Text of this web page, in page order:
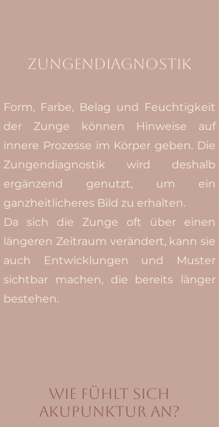
Zungendiagnostik
Form, Farbe, Belag und Feuchtigkeit
der Zunge können Hinweise auf
innere Prozesse im Körper geben. Die
Zungendiagnostik wird deshalb
ergänzend genutzt, um ein
ganzheitlicheres Bild zu erhalten.
Da sich die Zunge oft über einen
längeren Zeitraum verändert, kann sie
auch Entwicklungen und Muster
sichtbar machen, die bereits länger
bestehen.
Wie fühlt sich
akupunktur an?